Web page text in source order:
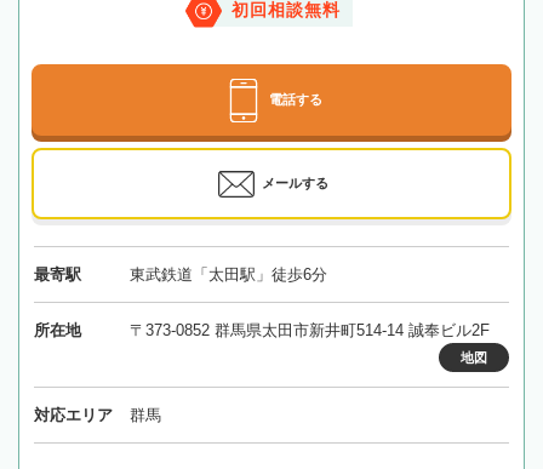
初回相談無料
電話する
メールする
最寄駅 東武鉄道「太田駅」徒歩6分
所在地 〒373-0852 群馬県太田市新井町514-14 誠奉ビル2F
地図
対応エリア 群馬